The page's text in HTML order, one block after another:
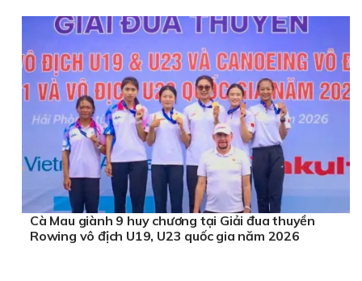
Cà Mau giành 9 huy chương tại Giải đua thuyền
Rowing vô địch U19, U23 quốc gia năm 2026